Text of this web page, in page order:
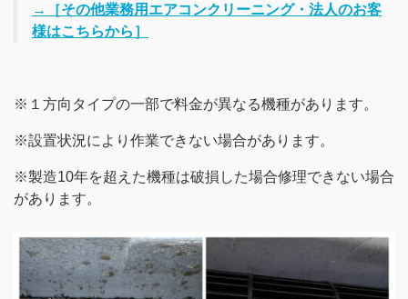
→［その他業務用エアコンクリーニング・法人のお客
様はこちらから］
※１方向タイプの一部で料金が異なる機種があります。
※設置状況により作業できない場合があります。
※製造10年を超えた機種は破損した場合修理できない場合
があります。